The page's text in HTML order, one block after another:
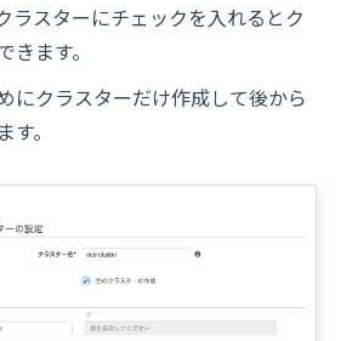
ラスターにチェックを入れるとク
ます。
にクラスターだけ作成して後から
。